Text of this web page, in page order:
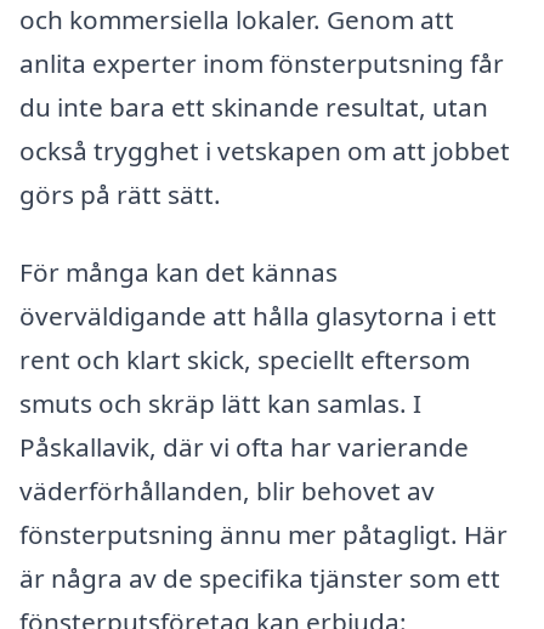
och kommersiella lokaler. Genom att
anlita experter inom fönsterputsning får
du inte bara ett skinande resultat, utan
också trygghet i vetskapen om att jobbet
görs på rätt sätt.
För många kan det kännas
överväldigande att hålla glasytorna i ett
rent och klart skick, speciellt eftersom
smuts och skräp lätt kan samlas. I
Påskallavik, där vi ofta har varierande
väderförhållanden, blir behovet av
fönsterputsning ännu mer påtagligt. Här
är några av de specifika tjänster som ett
fönsterputsföretag kan erbjuda: